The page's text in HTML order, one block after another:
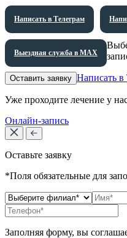
Написать в Телеграм
Выездная служба в МАХ
Оставить заявку Написать в
Уже проходите лечение у
Онлайн-запись
Оставьте заявку
*Поля обязательные для
Заполняя форму, вы